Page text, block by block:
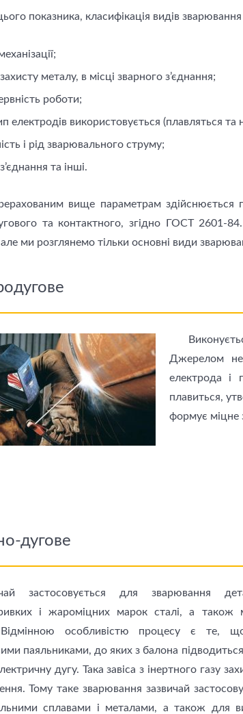
показника, класифікація видів
металу, в місці зварного з’єднання;
роботи;
електродів використовується (плавляться та
і рід зварювального струму;
та інші.
вище параметрам здійснюється
та контактного, згідно ГОСТ 2601-
ми розглянемо тільки основні види
Джерелом
електрода і
плавиться,
формує міцне
дугове
застосовується для зварювання
і жароміцних марок сталі, а також
Відмінною особливістю процесу є те,
паяльниками, до яких з балона
дугу. Така завіса з інертного газу
Тому таке зварювання зазвичай
сплавами і металами, а також для